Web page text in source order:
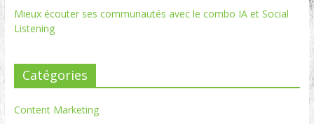
Mieux écouter ses communautés avec le combo IA et Social
Listening
Catégories
Content Marketing